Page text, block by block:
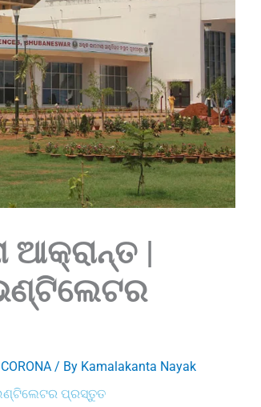
ଆକ୍ରାନ୍ତ |
/ By Kamalakanta Nayak
ପ୍ରସ୍ତୁତ